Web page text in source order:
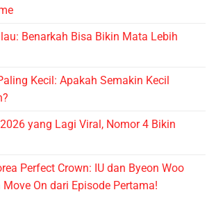
Benarkah Bisa Bikin Mata Lebih
Kecil: Apakah Semakin Kecil
yang Lagi Viral, Nomor 4 Bikin
Perfect Crown: IU dan Byeon Woo
On dari Episode Pertama!